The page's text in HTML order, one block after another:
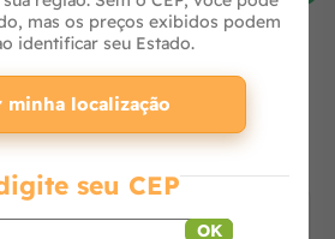
comprou o produto
seja o primeiro a
ao lado.
outros estão vendo
mas os preços exibidos podem
identificar seu Estado.
minha localização
seu CEP
OK